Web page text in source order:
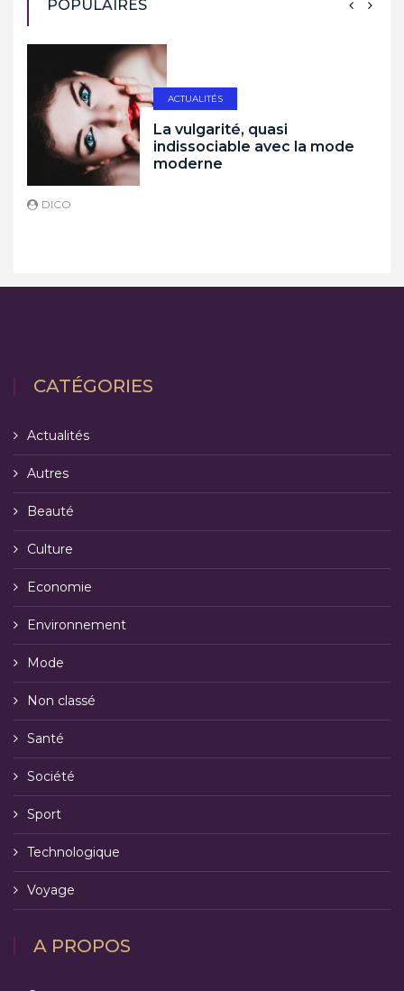
POPULAIRES
ACTUALITÉS
La vulgarité, quasi
indissociable avec la mode
moderne
DICO
CATÉGORIES
Actualités
Autres
Beauté
Culture
Economie
Environnement
Mode
Non classé
Santé
Société
Sport
Technologique
Voyage
A PROPOS